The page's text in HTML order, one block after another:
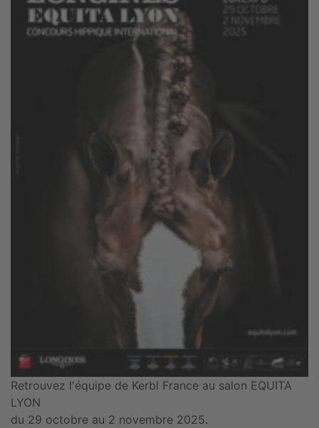
Retrouvez l'équipe de Kerbl France au salon EQUITA
LYON
du 29 octobre au 2 novembre 2025.